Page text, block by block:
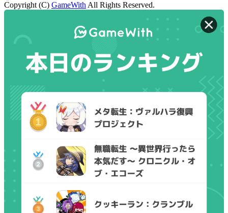
Copyright (C) GameWith All Rights Reserved.